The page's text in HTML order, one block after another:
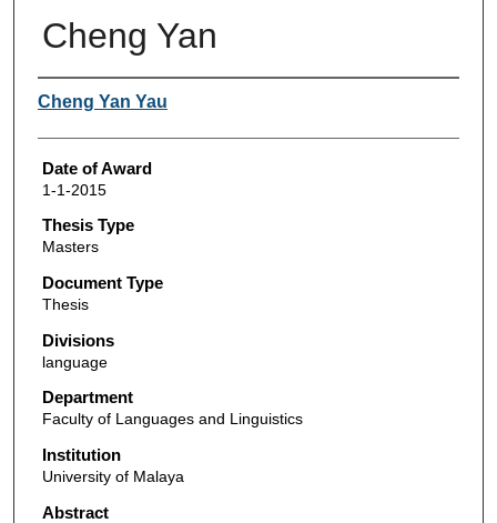
Cheng Yan
Author
Cheng Yan Yau
Date of Award
1-1-2015
Thesis Type
Masters
Document Type
Thesis
Divisions
language
Department
Faculty of Languages and Linguistics
Institution
University of Malaya
Abstract